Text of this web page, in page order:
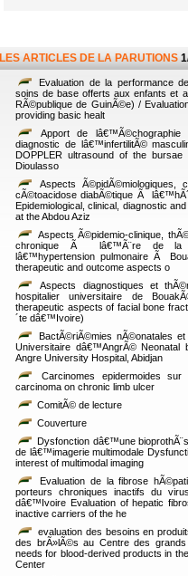
LES ARTICLES DE LA PARUTIONS
Evaluation de la performance
soins de base offerts aux enfants et
RÃ©publique de GuinÃ©e) /
providing basic healt
Apport de
diagnostic de lâ€™infertilitÃ©
DOPPLER ultrasound of the
Dioulasso
Aspects Ã©pidÃ©miologiques,
cÃ©toacidose diabÃ©tique Ã
Epidemiological, clinical, diagnostic
at the Abdou Aziz
Aspects Ã©pidemio-clinique,
chronique Ã lâ€™Ã¨re de la
lâ€™hypertension pulmonaire Ã
therapeutic and outcome aspects o
Aspects diagnostiques et
hospitalier universitaire de
therapeutic aspects of facial bone
´te dâ€™Ivoire)
BactÃ©riÃ©mies nÃ©onatales
Universitaire dâ€™AngrÃ© Neonatal
Angre University Hospital, Abidjan
Carcinomes epidermoides
carcinoma on chronic limb ulcer
ComitÃ© de lecture
Couverture
Dysfonction dâ€™une
de lâ€™imagerie multimodale
interest of multimodal imaging
Evaluation de la fibrose
porteurs chroniques inactifs du
dâ€™Ivoire Evaluation of hepatic
inactive carriers of the he
evaluation des besoins en
des brÃ»lÃ©s au Centre des
needs for blood-derived products in
Center